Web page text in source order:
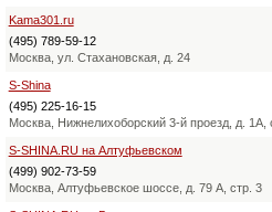
Kama301.ru
(495) 789-59-12
Москва, ул. Стахановская, д. 24
S-Shina
(495) 225-16-15
Москва, Нижнелихоборский 3-й проезд, д. 1А,
S-SHINA.RU на Алтуфьевском
(499) 902-73-59
Москва, Алтуфьевское шоссе, д. 79 А, стр. 3